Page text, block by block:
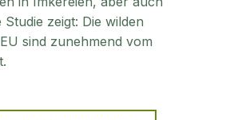
zeigt: Die wilden
sind zunehmend vom